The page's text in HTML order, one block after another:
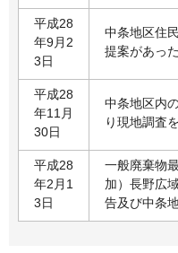
平成28
年9月2
3日
中条地区住
提案があっ
平成28
年11月
30日
中条地区内
り現地調査
平成28
年2月1
3日
一般廃棄物
加）長野広
告及び中条